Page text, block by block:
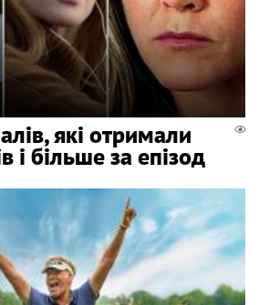
які отримали
і більше за епізод